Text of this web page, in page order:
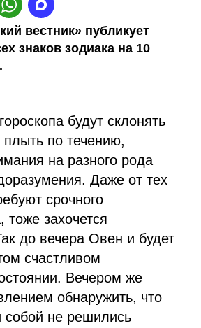
вестник» публикует
знаков зодиака на 10
будут склонять
по течению,
на разного рода
Даже от тех
срочного
тоже захочется
до вечера Овен и будет
счастливом
Вечером же
обнаружить, что
не решились